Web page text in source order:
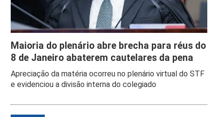
Maioria do plenário abre brecha para réus do
8 de Janeiro abaterem cautelares da pena
Apreciação da matéria ocorreu no plenário virtual do STF
e evidenciou a divisão interna do colegiado